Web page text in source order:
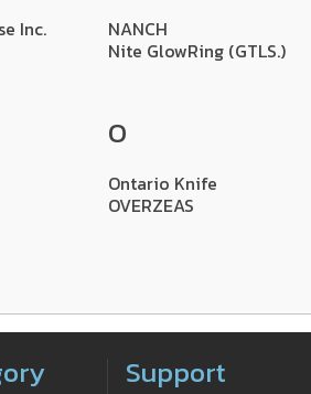
Inc.
NANCH
Nite GlowRing (GTLS.)
O
Ontario Knife
OVERZEAS
Support